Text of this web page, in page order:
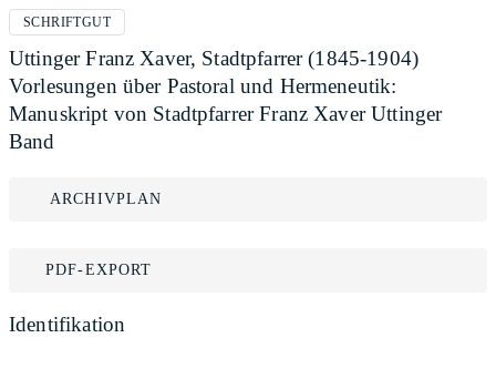
SCHRIFTGUT
Uttinger Franz Xaver, Stadtpfarrer (1845-1904)
Vorlesungen über Pastoral und Hermeneutik:
Manuskript von Stadtpfarrer Franz Xaver Uttinger
Band
ARCHIVPLAN
PDF-EXPORT
Identifikation